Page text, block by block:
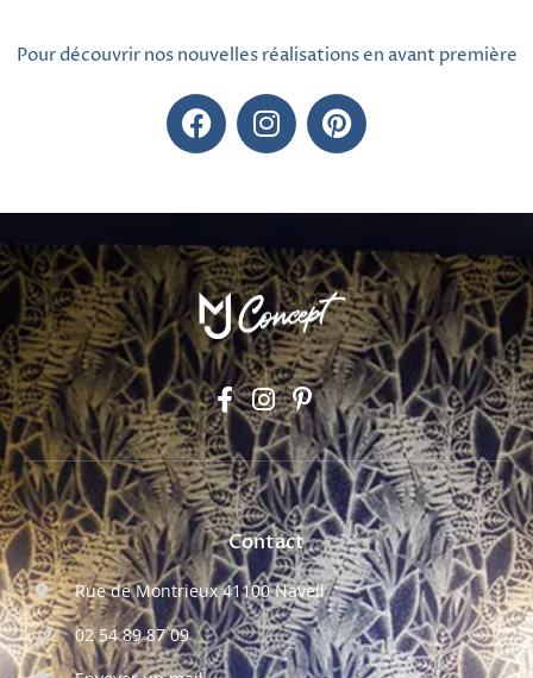
Pour découvrir nos nouvelles réalisations en avant première
Contact
Rue de Montrieux 41100 Naveil
02 54 89 87 09